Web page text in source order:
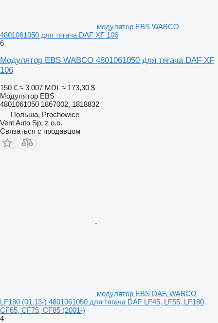
модулятор EBS WABCO
4801061050 для тягача DAF XF 106
6
Модулятор EBS WABCO 4801061050 для тягача DAF XF
106
150 € ≈ 3 007 MDL ≈ 173,30 $
Модулятор EBS
4801061050 1867002, 1818832
Польша, Prochowice
Vent Auto Sp. z o.o.
Связаться с продавцом
модулятор EBS DAF, WABCO
LF180 (01.13-) 4801061050 для тягача DAF LF45, LF55, LF180,
CF65, CF75, CF85 (2001-)
4